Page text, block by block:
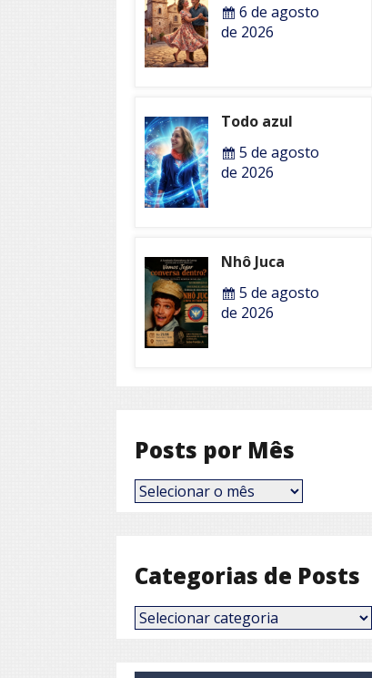
6 de agosto
de 2026
Todo azul
5 de agosto
de 2026
Nhô Juca
5 de agosto
de 2026
Posts por Mês
Posts
por
Categorias de Posts
Categorias
de